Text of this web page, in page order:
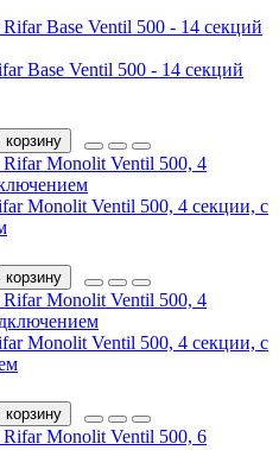
Base Ventil 500 - 14 секций
корзину
Monolit Ventil 500, 4 секции, с
корзину
Monolit Ventil 500, 4 секции, с
корзину